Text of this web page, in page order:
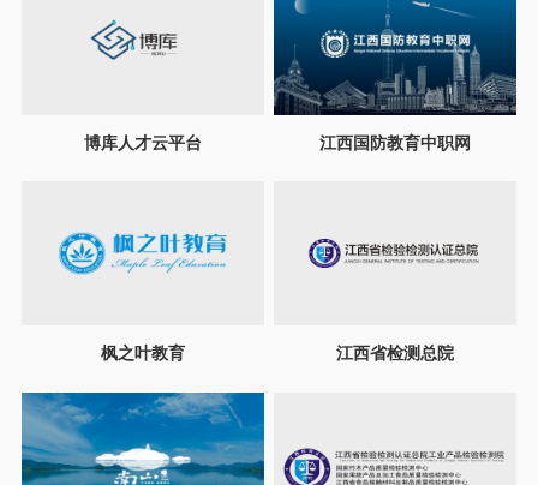
博库人才云平台 江西国防教育中职网
枫之叶教育 江西省检测总院